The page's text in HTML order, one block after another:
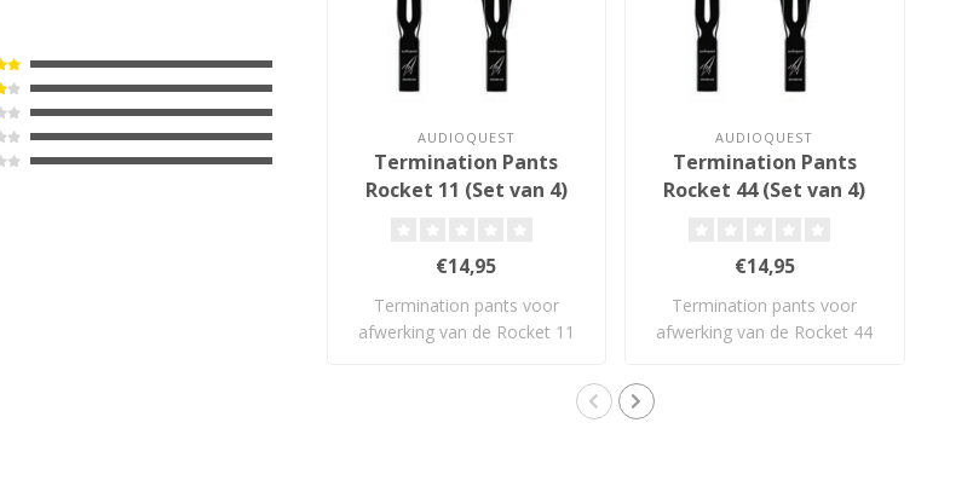
AUDIOQUEST
Termination Pants
Rocket 11 (Set van 4)
€14,95
Termination pants voor
afwerking van de Rocket 11
AUDIOQUEST
Termination Pants
Rocket 44 (Set van 4)
€14,95
Termination pants voor
afwerking van de Rocket 44